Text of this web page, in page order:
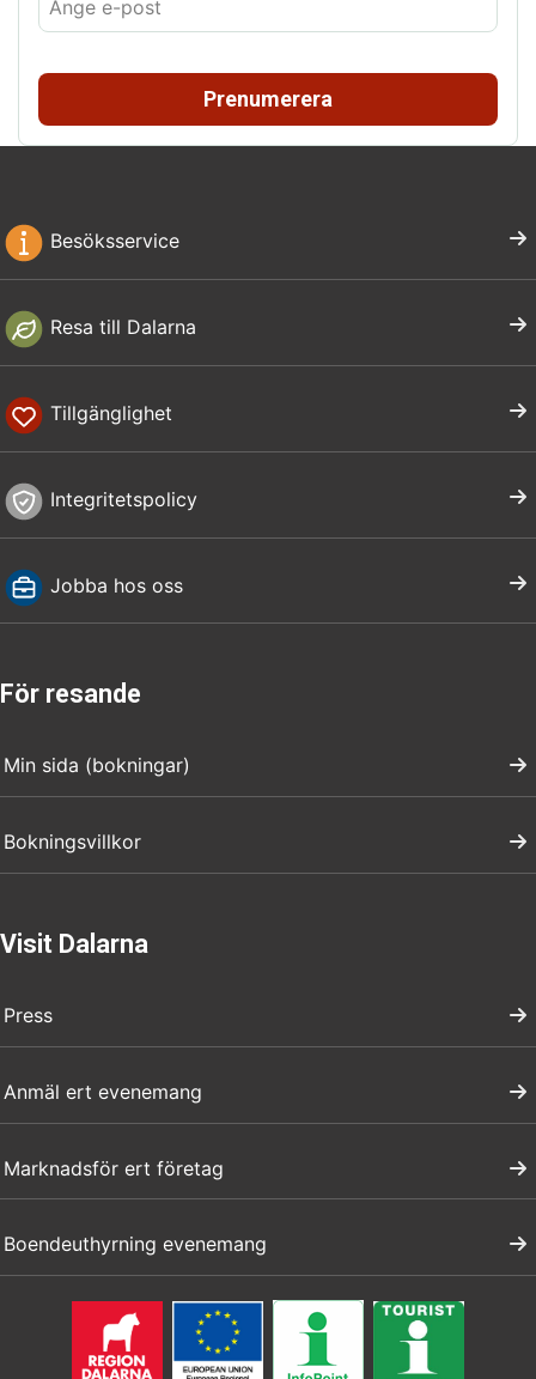
Prenumerera
Besöksservice
Resa till Dalarna
Tillgänglighet
Integritetspolicy
Jobba hos oss
För resande
Min sida (bokningar)
Bokningsvillkor
Visit Dalarna
Press
Anmäl ert evenemang
Marknadsför ert företag
Boendeuthyrning evenemang